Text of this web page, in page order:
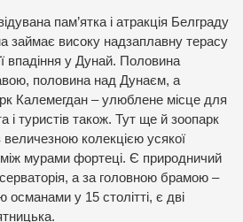
пам’ятка і атракція Белграду
займає високу надзаплавну терасу
впадіння у Дунай. Половина
половина над Дунаєм, а
Калемегдан – улюблене місце для
і туристів також. Тут ще й зоопарк
величезною колекцією усякої
мурами фортеці. Є природничий
а за головною брамою –
у 15 столітті, є дві